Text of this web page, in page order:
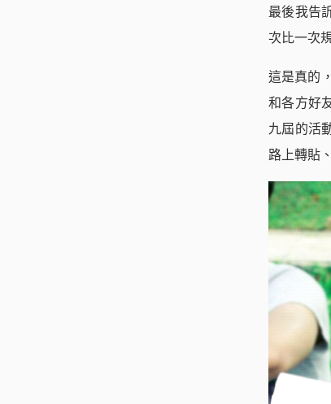
最後我告
次比一次
這是真的
和各方好
九屆的活
路上轉貼